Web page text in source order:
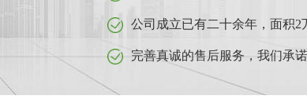
公司成立已有二十余年，面积2
完善真诚的售后服务，我们承